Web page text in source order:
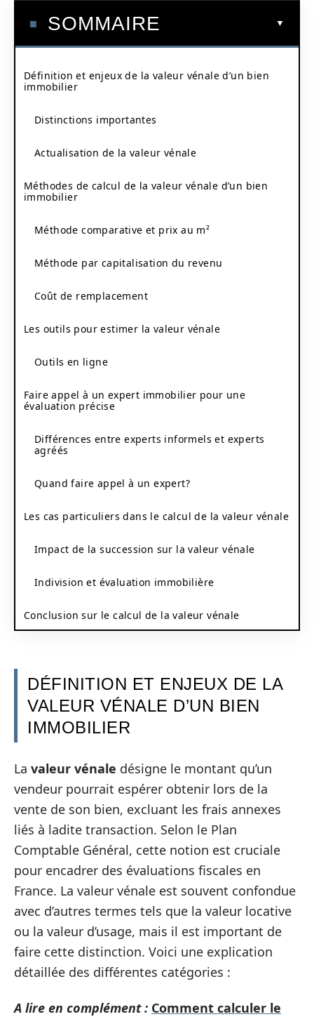
SOMMAIRE
Définition et enjeux de la valeur vénale d’un bien
immobilier
Distinctions importantes
Actualisation de la valeur vénale
Méthodes de calcul de la valeur vénale d’un bien
immobilier
Méthode comparative et prix au m²
Méthode par capitalisation du revenu
Coût de remplacement
Les outils pour estimer la valeur vénale
Outils en ligne
Faire appel à un expert immobilier pour une
évaluation précise
Différences entre experts informels et experts
agréés
Quand faire appel à un expert?
Les cas particuliers dans le calcul de la valeur vénale
Impact de la succession sur la valeur vénale
Indivision et évaluation immobilière
Conclusion sur le calcul de la valeur vénale
DÉFINITION ET ENJEUX DE LA
VALEUR VÉNALE D’UN BIEN
IMMOBILIER
La valeur vénale désigne le montant qu’un
vendeur pourrait espérer obtenir lors de la
vente de son bien, excluant les frais annexes
liés à ladite transaction. Selon le Plan
Comptable Général, cette notion est cruciale
pour encadrer des évaluations fiscales en
France. La valeur vénale est souvent confondue
avec d’autres termes tels que la valeur locative
ou la valeur d’usage, mais il est important de
faire cette distinction. Voici une explication
détaillée des différentes catégories :
A lire en complément : Comment calculer le